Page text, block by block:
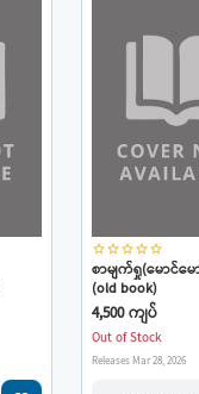
star_borderstar_borderstar_borderstar_borderstar_border
စာမျက်ရှု(မောင်မေ
(old book)
4,500 ကျပ်
Out of Stock
Releases Mar 28, 2026